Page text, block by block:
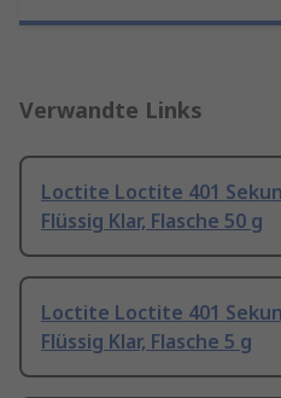
Verwandte Links
Loctite Loctite 401
Flüssig Klar, Flasche 50 g
Loctite Loctite 401
Flüssig Klar, Flasche 5 g